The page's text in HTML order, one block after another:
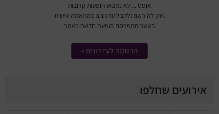
אופס ... לא נמצאו הופעות קרובות
ניתן להירשם ולקבל עדכונים בהתאמה אישית
כאשר תתפרסם הופעה חדשה באתר
הרשמה לעדכונים »
אירועים שחלפו